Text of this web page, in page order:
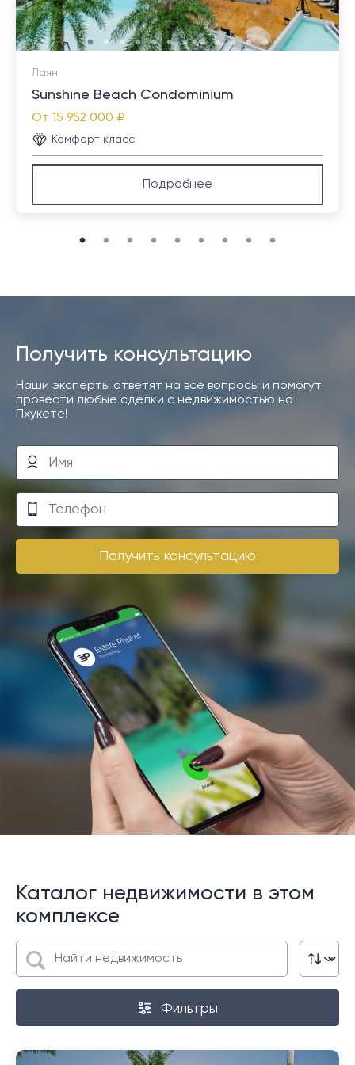
Пхукета находится примерно в часе езды.
Лаян
Sunshine Beach Condominium
От 15 952 000 ₽
Комфорт класс
Подробнее
Получить консультацию
Наши эксперты ответят на все вопросы и помогут
провести любые сделки с недвижимостью на
Пхукете!
Получить консультацию
Каталог недвижимости в этом
комплексе
Фильтры